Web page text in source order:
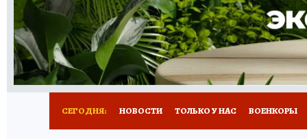
РАДИО КП РЕКЛАМА ТЕСТЫ НОВОЕ
СЕГОДНЯ: НОВОСТИ ТОЛЬКО У НАС ВОЕНКОРЫ